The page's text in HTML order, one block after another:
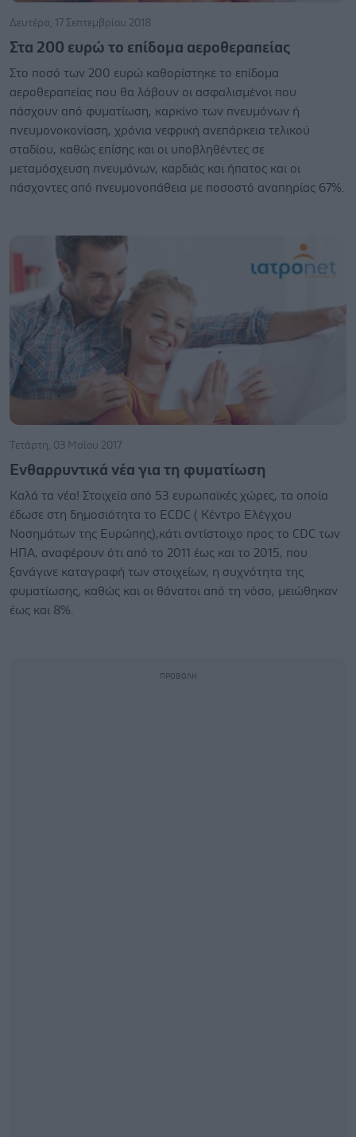
Δευτέρα, 17 Σεπτεμβρίου 2018
Στα 200 ευρώ το επίδομα αεροθεραπείας
Στο ποσό των 200 ευρώ καθορίστηκε το επίδομα
αεροθεραπείας που θα λάβουν οι ασφαλισμένοι που
πάσχουν από φυματίωση, καρκίνο των πνευμόνων ή
πνευμονοκονίαση, χρόνια νεφρική ανεπάρκεια τελικού
σταδίου, καθώς επίσης και οι υποβληθέντες σε
μεταμόσχευση πνευμόνων, καρδιάς και ήπατος και οι
πάσχοντες από πνευμονοπάθεια με ποσοστό αναπηρίας 67%.
Τετάρτη, 03 Μαΐου 2017
Ενθαρρυντικά νέα για τη φυματίωση
Καλά τα νέα! Στοιχεία από 53 ευρωπαϊκές χώρες, τα οποία
έδωσε στη δημοσιότητα το ECDC ( Κέντρο Ελέγχου
Νοσημάτων της Ευρώπης),κάτι αντίστοιχο προς το CDC των
ΗΠΑ, αναφέρουν ότι από το 2011 έως και το 2015, που
ξανάγινε καταγραφή των στοιχείων, η συχνότητα της
φυματίωσης, καθώς και οι θάνατοι από τη νόσο, μειώθηκαν
έως και 8%.